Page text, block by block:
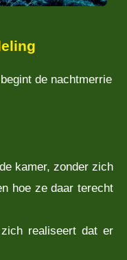
de nachtmerrie
kamer, zonder zich
hoe ze daar terecht
realiseert dat er